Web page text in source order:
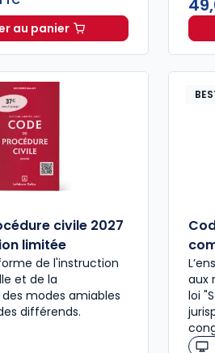
au panier
Mémento Social 2026 à 209,00
civile 2027
limitée
de l'instruction
et de la
modes amiables
différends.
aux
loi